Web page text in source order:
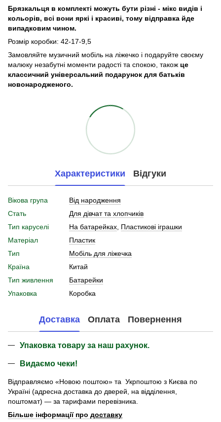
Брязкальця в комплекті можуть бути різні - мікс видів і
кольорів, всі вони яркі і красиві, тому відправка йде
випадковим чином.
Розмір коробки: 42-17-9,5
Замовляйте музичний мобіль на ліжечко і подаруйте своєму
малюку незабутні моменти радості та спокою, також це
классичний універсальний подарунок для батьків
новонародженого.
Характеристики Відгуки
Вікова група
Від народження
Стать
Для дівчат та хлопчиків
Тип каруселі
На батарейках Пластикові іграшки
Матеріал
Пластик
Тип
Мобіль для ліжечка
Країна
Китай
Тип живлення
Батарейки
Упаковка
Коробка
Доставка Оплата Повернення
Упаковка товару за наш рахунок.
Видаємо чеки!
Відправляємо «Новою поштою» та Укрпоштою з Києва по
Україні (адресна доставка до дверей, на відділення,
поштомат) — за тарифами перевізника.
Більше інформації про доставку